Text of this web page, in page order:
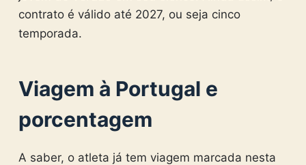
contrato é válido até 2027, ou seja cinco
temporada.
Viagem à Portugal e
porcentagem
A saber, o atleta já tem viagem marcada nesta